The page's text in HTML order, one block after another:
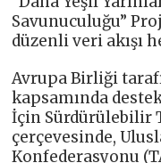
Savunuculuğu”
düzenli veri akışı
Avrupa Birliği
kapsamında
İçin Sürdürülebilir
çerçevesinde,
Konfederasyonu